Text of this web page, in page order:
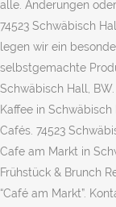
alle. Änderungen
74523 Schwäbisch
legen wir ein
selbstgemachte
Schwäbisch Hall,
Kaffee in
Cafés. 74523
Cafe am Markt in
Frühstück & Brunch
“Café am Markt”.